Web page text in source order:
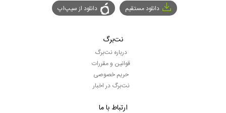
دانلود مستقیم دانلود از سیپ‌اپ
نت‌برگ
درباره نت‌برگ
قوانین و مقررات
حریم خصوصی
نت‌برگ در اخبار
ارتباط با ما